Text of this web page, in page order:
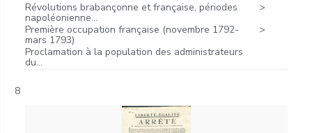
Révolutions brabançonne et française, périodes
napoléonienne...
Première occupation française (novembre 1792-
mars 1793)
Proclamation à la population des administrateurs
du...
8